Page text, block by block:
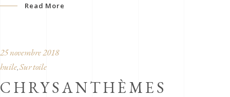
Read More
25 novembre 2018
huile, Sur toile
CHRYSANTHÈMES